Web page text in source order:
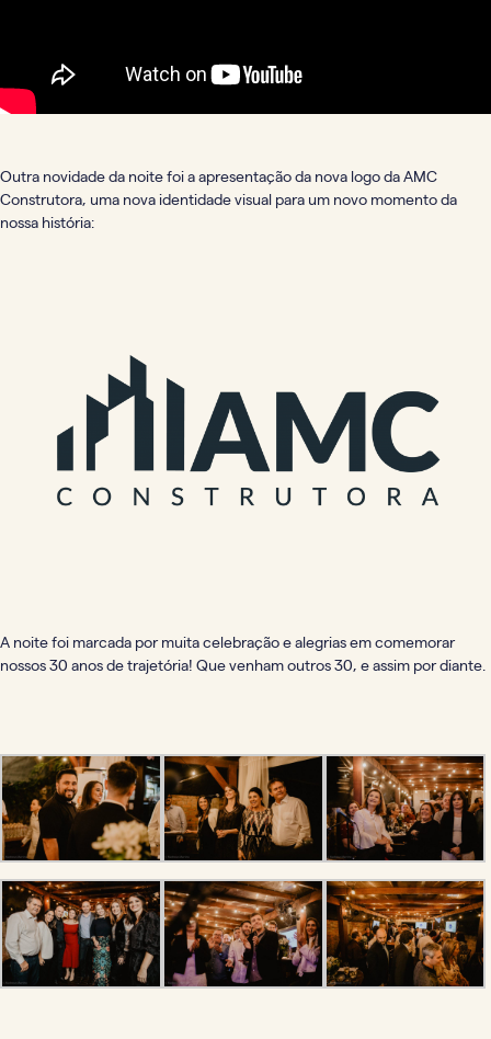
Outra novidade da noite foi a apresentação da nova logo da AMC
Construtora, uma nova identidade visual para um novo momento da
nossa história:
A noite foi marcada por muita celebração e alegrias em comemorar
nossos 30 anos de trajetória! Que venham outros 30, e assim por diante.